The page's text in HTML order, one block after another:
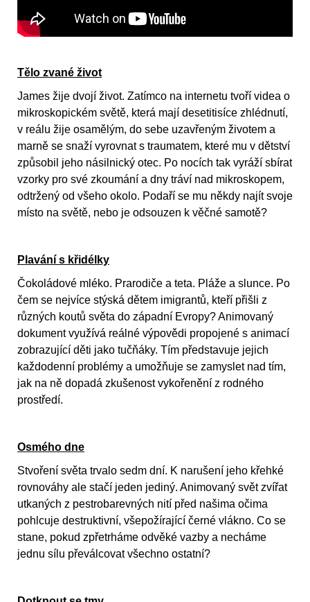
Tělo zvané život
James žije dvojí život. Zatímco na internetu tvoří videa o
mikroskopickém světě, která mají desetitisíce zhlédnutí,
v reálu žije osamělým, do sebe uzavřeným životem a
marně se snaží vyrovnat s traumatem, které mu v dětství
způsobil jeho násilnický otec. Po nocích tak vyráží sbírat
vzorky pro své zkoumání a dny tráví nad mikroskopem,
odtržený od všeho okolo. Podaří se mu někdy najít svoje
místo na světě, nebo je odsouzen k věčné samotě?
Plavání s křidélky
Čokoládové mléko. Prarodiče a teta. Pláže a slunce. Po
čem se nejvíce stýská dětem imigrantů, kteří přišli z
různých koutů světa do západní Evropy? Animovaný
dokument využívá reálné výpovědi propojené s animací
zobrazující děti jako tučňáky. Tím představuje jejich
každodenní problémy a umožňuje se zamyslet nad tím,
jak na ně dopadá zkušenost vykořenění z rodného
prostředí.
Osmého dne
Stvoření světa trvalo sedm dní. K narušení jeho křehké
rovnováhy ale stačí jeden jediný. Animovaný svět zvířat
utkaných z pestrobarevných nití před našima očima
pohlcuje destruktivní, všepožírající černé vlákno. Co se
stane, pokud zpřetrháme odvěké vazby a necháme
jednu sílu převálcovat všechno ostatní?